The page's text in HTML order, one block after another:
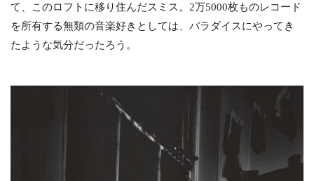
て、このロフトに移り住んだスミス。2万5000枚ものレコード
を所有する無類の音楽好きとしては、パラダイスにやってき
たような気分だったろう。